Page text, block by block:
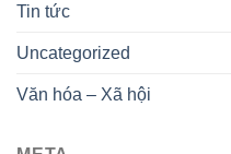
Tin tức
Uncategorized
Văn hóa – Xã hội